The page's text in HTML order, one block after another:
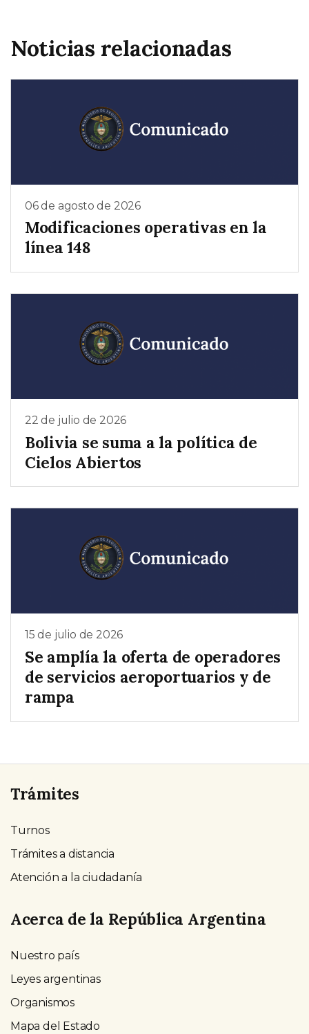
Noticias relacionadas
06 de agosto de 2026
Modificaciones operativas en la
línea 148
22 de julio de 2026
Bolivia se suma a la política de
Cielos Abiertos
15 de julio de 2026
Se amplía la oferta de operadores
de servicios aeroportuarios y de
rampa
Trámites
Turnos
Trámites a distancia
Atención a la ciudadanía
Acerca de la República Argentina
Nuestro país
Leyes argentinas
Organismos
Mapa del Estado